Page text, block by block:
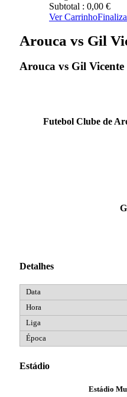
Subtotal : 0,00 €
Ver Carrinho
Arouca vs Gil
Arouca vs Gil Vicente
Futebol Clube de
Detalhes
Estádio
Estádio